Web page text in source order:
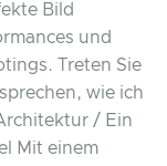
Bild
und
Treten Sie
wie ich
/ Ein
Mit einem